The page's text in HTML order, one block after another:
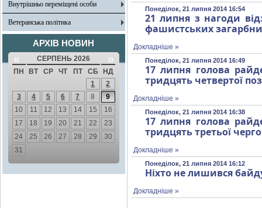
Внутрішньо переміщені особи
Ветеранська політика
АРХІВ НОВИН
« СЕРПЕНЬ 2026 »
ПН ВТ СР ЧТ ПТ СБ
НД
1
2
3
4 5 6 7 8
9
10
11 12 13 14 15
16
17
18 19 20 21 22
23
24
25 26 27 28 29
30
31
Понеділок, 21 липня 2014 16:54
21 липня з нагоди
фашистських
Докладніше »
Понеділок, 21 липня 2014 16:49
17 липня голова
тридцять четвертої
Докладніше »
Понеділок, 21 липня 2014 16:38
17 липня голова
тридцять третьої
Докладніше »
Понеділок, 21 липня 2014 16:12
Ніхто не лишився
Докладніше »